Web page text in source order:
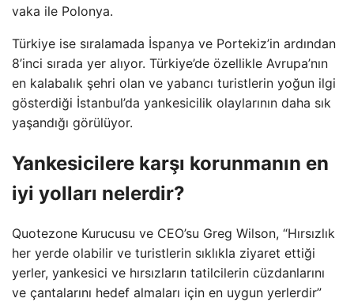
vaka ile Polonya.
Türkiye ise sıralamada İspanya ve Portekiz’in ardından
8’inci sırada yer alıyor. Türkiye’de özellikle Avrupa’nın
en kalabalık şehri olan ve yabancı turistlerin yoğun ilgi
gösterdiği İstanbul’da yankesicilik olaylarının daha sık
yaşandığı görülüyor.
Yankesicilere karşı korunmanın en
iyi yolları nelerdir?
Quotezone Kurucusu ve CEO’su Greg Wilson, “Hırsızlık
her yerde olabilir ve turistlerin sıklıkla ziyaret ettiği
yerler, yankesici ve hırsızların tatilcilerin cüzdanlarını
ve çantalarını hedef almaları için en uygun yerlerdir”